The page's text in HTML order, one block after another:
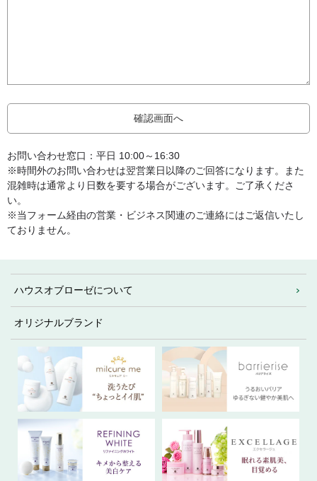
お問い合わせ窓口：平日 10:00～16:30
※時間外のお問い合わせは翌営業日以降のご回答になります。また
混雑時は通常より日数を要する場合がございます。ご了承くださ
い。
※当フォーム経由の営業・ビジネス関連のご連絡にはご返信いたし
ておりません。
ハウスオブローゼについて
オリジナルブランド